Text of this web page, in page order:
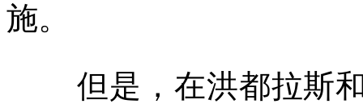
施。
但是，在洪都拉斯